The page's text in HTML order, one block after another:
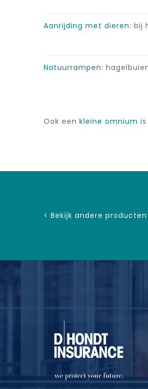
Aanrijding met dieren: bij
Natuurrampen:
Ook een kleine omnium
< Bekijk andere producten